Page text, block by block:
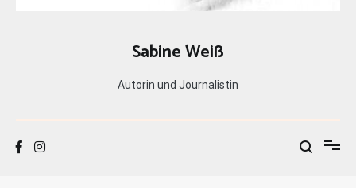
Sabine Weiß
Autorin und Journalistin